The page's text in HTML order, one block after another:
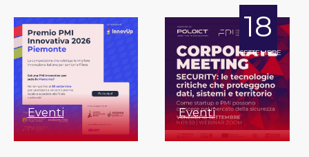
Eventi
18
SETTEMBRE
Eventi